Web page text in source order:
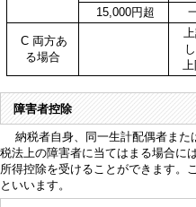
15,000円超
C 両方あ
る場合
障害者控除
納税者自身、同一生計配偶者また
税法上の障害者に当てはまる場合に
所得控除を受けることができます。
といいます。